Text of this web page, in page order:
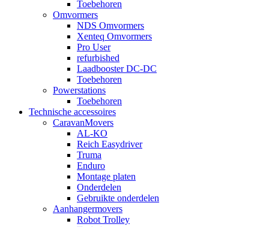
Toebehoren
Omvormers
NDS Omvormers
Xenteq Omvormers
Pro User
refurbished
Laadbooster DC-DC
Toebehoren
Powerstations
Toebehoren
Technische accessoires
CaravanMovers
AL-KO
Reich Easydriver
Truma
Enduro
Montage platen
Onderdelen
Gebruikte onderdelen
Aanhangermovers
Robot Trolley